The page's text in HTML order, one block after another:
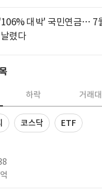
대박' 국민연금… 7
렸다
하락 거래
코스닥 ETF